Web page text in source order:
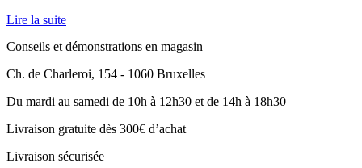
Lire la suite
Conseils et démonstrations en magasin
Ch. de Charleroi, 154 - 1060 Bruxelles
Du mardi au samedi de 10h à 12h30 et de 14h à 18h30
Livraison gratuite dès 300€ d’achat
Livraison sécurisée